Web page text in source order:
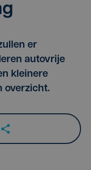
er
autovrije
kleinere
overzicht.